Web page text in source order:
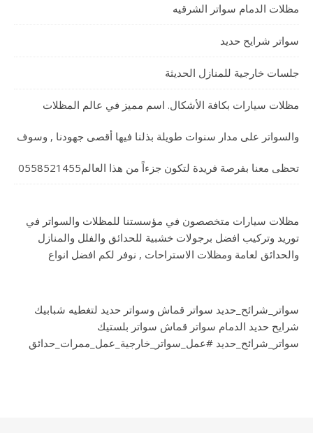
مظلات الدمام سواتر الشرقيه
سواتر شرايح حديد
جلسات خارجية للمنازل الحديثة
مظلات سيارات بكافة الأشكال. اسم مميز في عالم المظلات
والسواتر على مدار سنوات طويلة بذلنا فيها أقصى جهودنا , وسوف
تحظى معنا بفرصة فريدة لتكون جزءاً من هذا العالم0558521455
مظلات سيارات متخصصون في مؤسستنا للمظلات والسواتر في
توريد وتركيب افضل برجولات خشبية للحدائق والفلل والمنازل
والحدائق لعامة ومظلات الاستراحات , نوفر لكم افضل انواع
سواتر_شرائح_حديد سواتر قماش وسواتر حديد لتغطيه شبابيك
شرايح حديد الدمام سواتر قماش سواتر بلستيك
سواتر_شرائح_حديد #عمل_سواتر_خارجية_عمل_ممرات_حدائق